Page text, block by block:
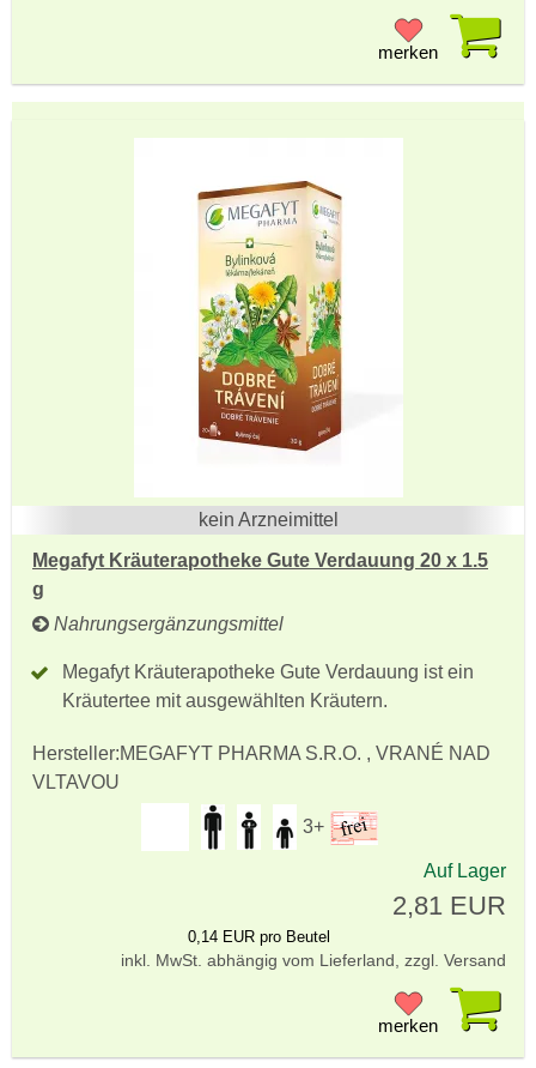
merken
kein Arzneimittel
Megafyt Kräuterapotheke Gute Verdauung 20 x 1.5
g
Nahrungsergänzungsmittel
Megafyt Kräuterapotheke Gute Verdauung ist ein
Kräutertee mit ausgewählten Kräutern.
Hersteller:MEGAFYT PHARMA S.R.O. , VRANÉ NAD
VLTAVOU
3+
Auf Lager
2,81 EUR
0,14 EUR pro Beutel
inkl. MwSt. abhängig vom Lieferland, zzgl. Versand
merken